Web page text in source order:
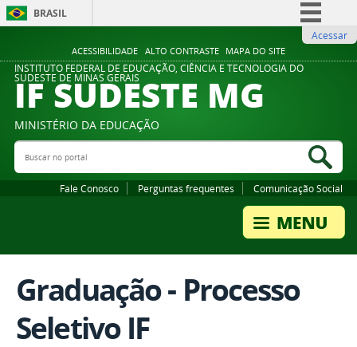
ACESSIBILIDADE ALTO CONTRASTE MAPA DO SITE
BRASIL
Comunica BR
Participe
Legislação
Acessar
INSTITUTO FEDERAL DE EDUCAÇÃO, CIÊNCIA E TECNOLOGIA DO
SUDESTE DE MINAS GERAIS
IF SUDESTE MG
MINISTÉRIO DA EDUCAÇÃO
Buscar no portal
Fale Conosco Perguntas frequentes Comunicação Social
Graduação - Processo
Seletivo IF